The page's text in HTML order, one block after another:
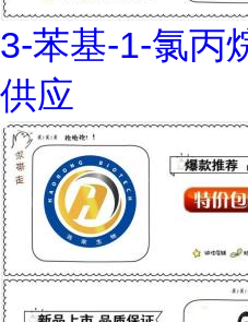
3-苯基-1-氯丙
供应